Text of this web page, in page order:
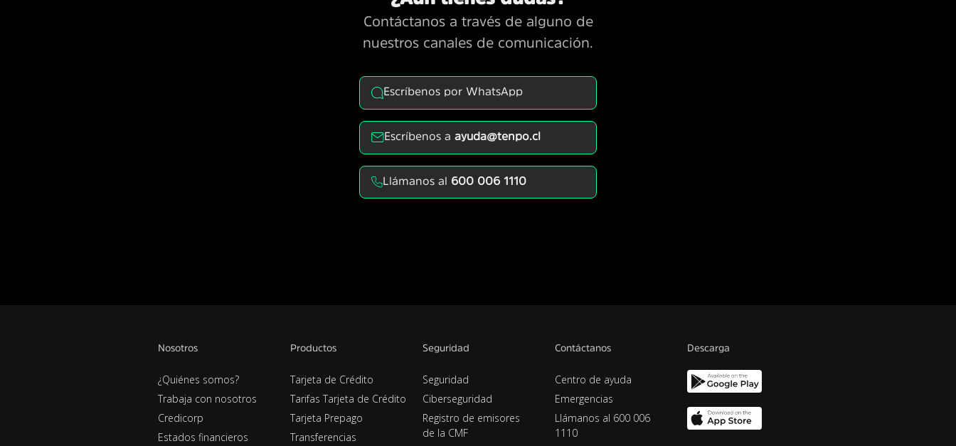
Contáctanos a través de alguno de
nuestros canales de comunicación.
Escríbenos por WhatsApp
Escríbenos a ayuda@tenpo.cl
Llámanos al 600 006 1110
Nosotros
¿Quiénes somos?
Trabaja con nosotros
Credicorp
Estados financieros
Productos
Tarjeta de Crédito
Tarifas Tarjeta de Crédito
Tarjeta Prepago
Transferencias
Seguridad
Seguridad
Ciberseguridad
Registro de emisores
de la CMF
Contáctanos
Centro de ayuda
Emergencias
Llámanos al 600 006
1110
Descarga